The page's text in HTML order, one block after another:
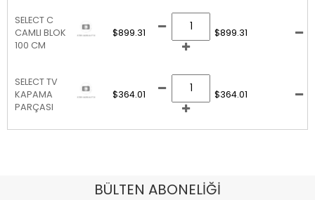
SELECT C
CAMLI BLOK
100 CM
$899.31 $899.31
SELECT TV
KAPAMA
PARÇASI
$364.01 $364.01
BÜLTEN ABONELİĞİ